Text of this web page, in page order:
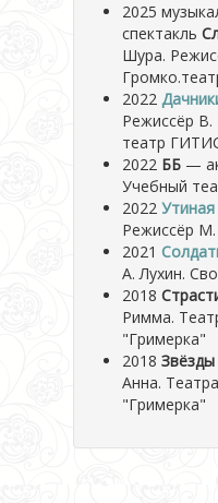
2025
спектакль
Шура.
2022
Режиссёр В.
театр
2022 ББ —
Учебный
2022
Режиссёр
2021
А. Лухин.
2018
Римма.
"Гримерка"
2018
Анна.
"Гримерка"